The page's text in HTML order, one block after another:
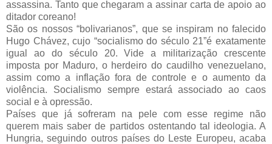
assassina. Tanto que chegaram a assinar carta de apoio ao
ditador coreano!
São os nossos “bolivarianos”, que se inspiram no falecido
Hugo Chávez, cujo “socialismo do século 21”é exatamente
igual ao do século 20. Vide a militarização crescente
imposta por Maduro, o herdeiro do caudilho venezuelano,
assim como a inflação fora de controle e o aumento da
violência. Socialismo sempre estará associado ao caos
social e à opressão.
Países que já sofreram na pele com esse regime não
querem mais saber de partidos ostentando tal ideologia. A
Hungria, seguindo outros países do Leste Europeu, acaba